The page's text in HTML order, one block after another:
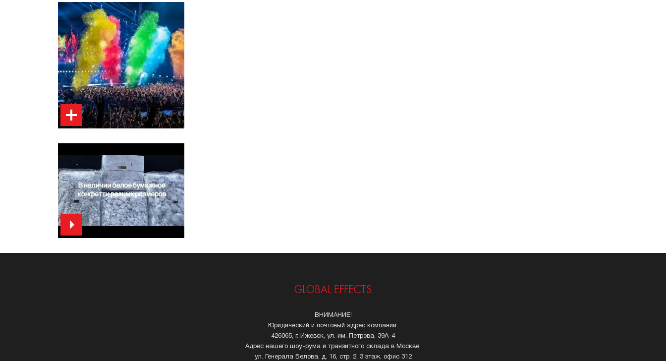
GLOBAL EFFECTS
ВНИМАНИЕ!
Юридический и почтовый адрес компании:
426065, г. Ижевск, ул. им. Петрова, 39А-4
Адрес нашего шоу-рума и транзитного склада в Москве:
ул. Генерала Белова, д. 16, стр. 2, 3 этаж, офис 312